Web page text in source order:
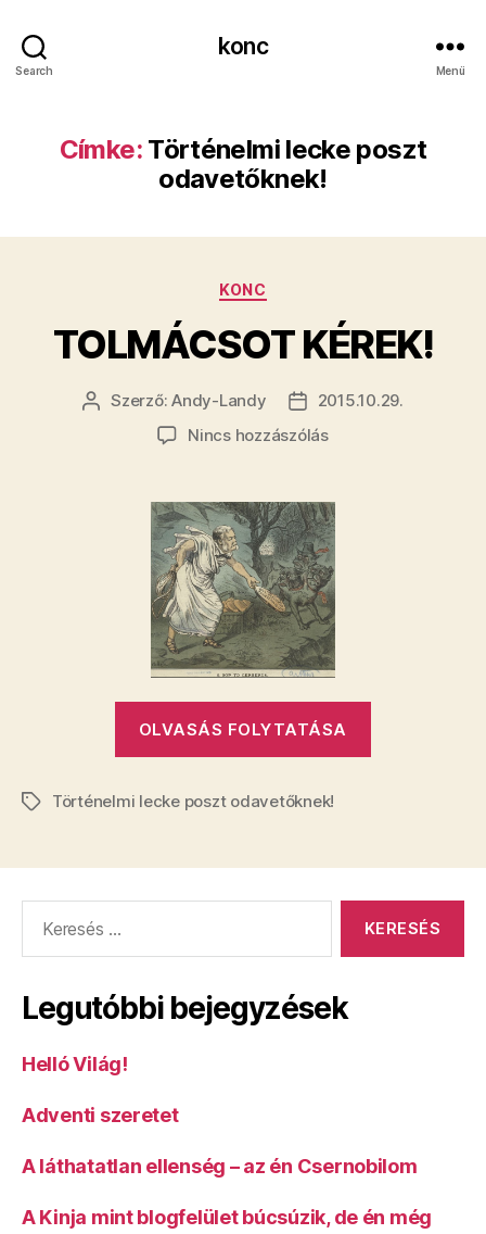
Search
konc
Menü
Címke: Történelmi lecke poszt
odavetőknek!
Kategóriák
KONC
TOLMÁCSOT KÉREK!
Bejegyzés
Szerző:Andy-Landy
Bejegyzés
dátuma
2015.10.29.
Nincs hozzászólása(z)
bejegyzéshez
OLVASÁS FOLYTATÁSA
CímkékTörténelmi lecke poszt odavetőknek!
Legutóbbi bejegyzések
Helló Világ!
Adventi szeretet
A láthatatlan ellenség – az én Csernobilom
A Kinja mint blogfelület búcsúzik, de én még